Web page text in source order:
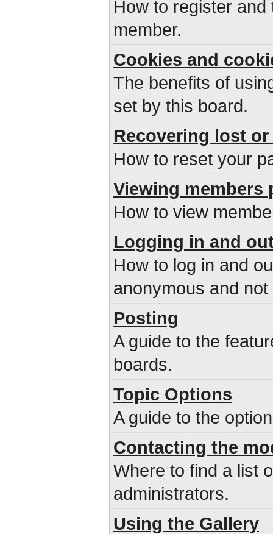
How to register
member.
Cookies and
The benefits of
set by this board.
Recovering lost
How to reset your
Viewing
How to view
Logging in and
How to log in and
anonymous and
Posting
A guide to the
boards.
Topic Options
A guide to the
Contacting the
Where to find a list
administrators.
Using the Gallery